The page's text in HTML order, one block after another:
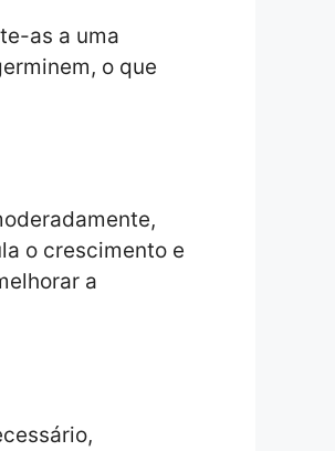
as a uma
o que
o crescimento e
a